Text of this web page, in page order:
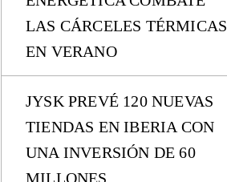
LAS CÁRCELES TÉRMICAS
EN VERANO
JYSK PREVÉ 120 NUEVAS
TIENDAS EN IBERIA CON
UNA INVERSIÓN DE 60
MILLONES